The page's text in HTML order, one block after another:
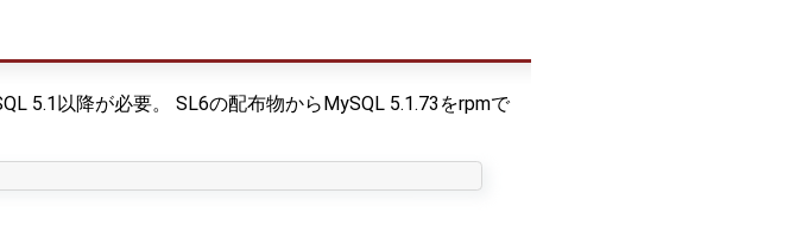
5.1以降が必要。 SL6の配布物からMySQL 5.1.73をrpmで